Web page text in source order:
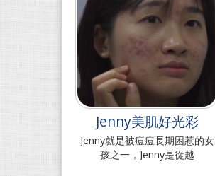
Jenny美肌好光彩
Jenny就是被痘痘長期困惹的女
孩之一，Jenny是從越